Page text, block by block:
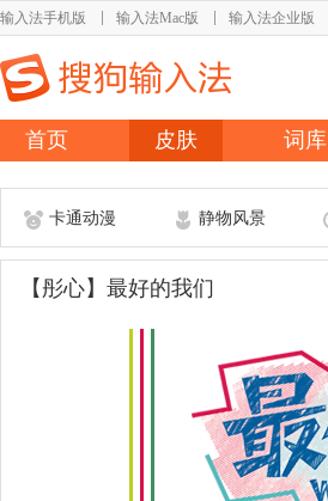
输入法手机版 输入法Mac版 输入法企业版
首页 皮肤 词库
卡通动漫 静物风景
【彤心】最好的我们